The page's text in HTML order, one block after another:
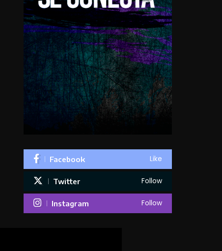
Facebook Like
Twitter Follow
Instagram Follow